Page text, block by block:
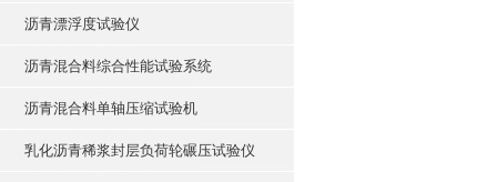
沥青漂浮度试验仪
沥青混合料综合性能试验系统
沥青混合料单轴压缩试验机
乳化沥青稀浆封层负荷轮碾压试验仪